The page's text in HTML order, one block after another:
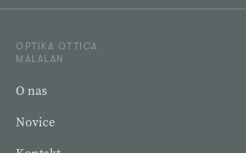
OPTIKA OTTICA
MALALAN
O nas
Novice